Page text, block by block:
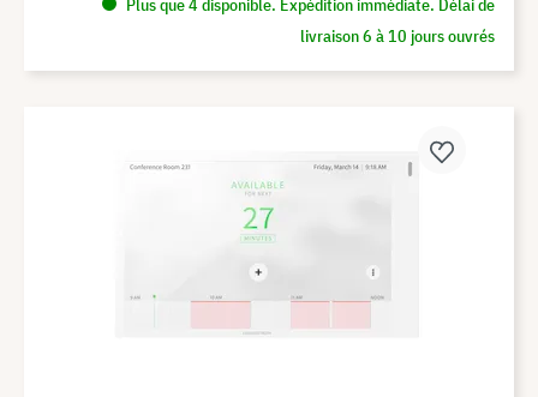
livraison 6 à 10 jours ouvrés